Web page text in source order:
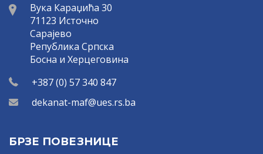
Вука Караџића 30
71123 Источно
Сарајево
Република Српска
Босна и Херцеговина
+387 (0) 57 340 847
dekanat-maf@ues.rs.ba
БРЗЕ ПОВЕЗНИЦЕ